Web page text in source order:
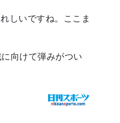
しいですね。ここま
向けて弾みがつい